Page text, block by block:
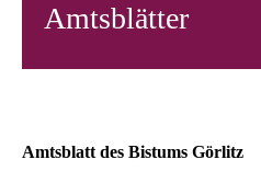
Amtsblätter
Amtsblatt des Bistums Görlitz